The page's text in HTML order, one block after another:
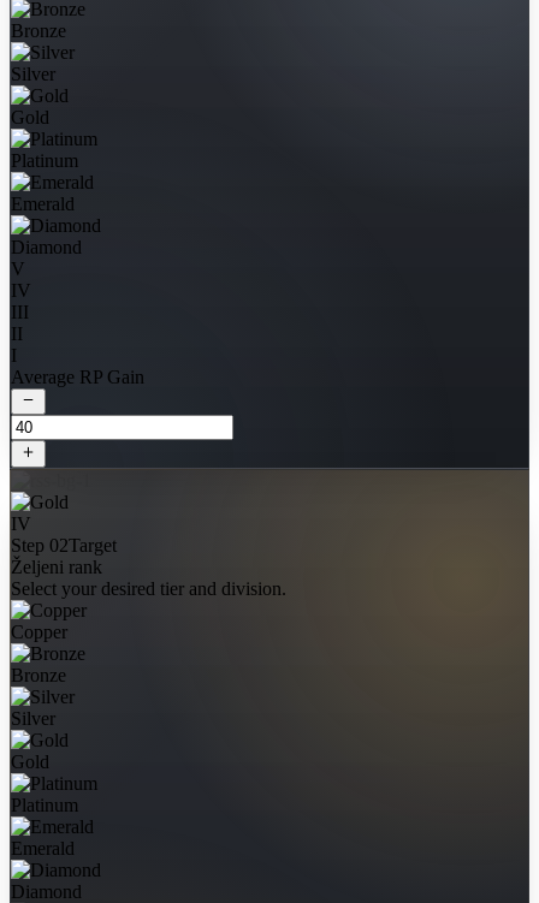
Bronze
Silver
Gold
Platinum
Emerald
Diamond
V
IV
III
II
I
Average RP Gain
IV
Step 02Target
Željeni rank
Select your desired tier and division.
Copper
Bronze
Silver
Gold
Platinum
Emerald
Diamond